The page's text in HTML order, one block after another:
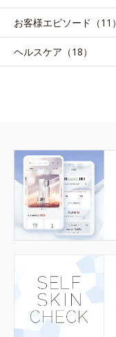
お客様エピソード（11）
ヘルスケア（18）